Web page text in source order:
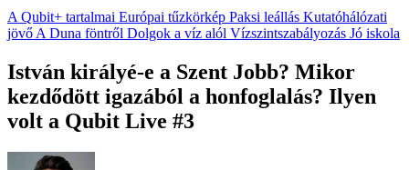
A Qubit+ tartalmai Európai tűzkörkép Paksi leállás Kutatóhálózati
jövő A Duna föntről Dolgok a víz alól Vízszintszabályozás Jó iskola
István királyé-e a Szent Jobb? Mikor
kezdődött igazából a honfoglalás? Ilyen
volt a Qubit Live #3